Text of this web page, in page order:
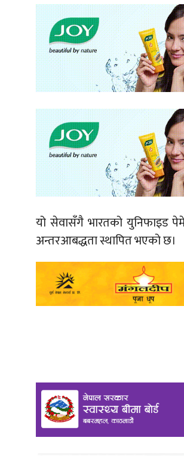
यो सेवासँगै भारतको युनिफाइड
अन्तरआबद्धता स्थापित भएको छ।